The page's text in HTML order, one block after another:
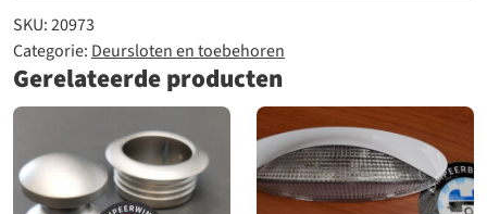
SKU:20973
Categorie: Deursloten en toebehoren
Gerelateerde producten